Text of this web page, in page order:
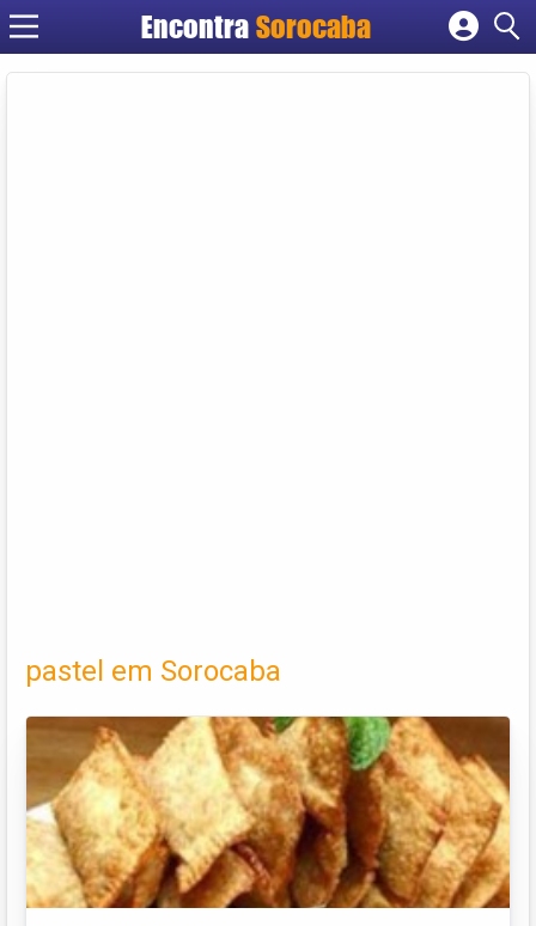
EncontraSorocaba
Cadastrar empresa
pastel em Sorocaba